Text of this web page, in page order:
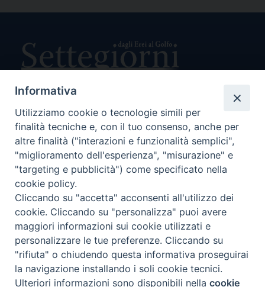
Direttore Responsabile Giuseppe Rabita
Direttore Amministrativo Salvatore Bruno
Editore e Proprietà Opera di Religione della Diocesi di Piazza
Armerina,
Via Cammarata, 21 – Piazza Armerina
P. I. 01121870867
Autorizzazione Tribunale di Enna n. 113 del 24/2/2007
SEGUICI SU:
CHI SIAMO PRIVACY POLICY
Preferenze Cookie
Informativa
Utilizziamo cookie o tecnologie simili per
finalità tecniche e, con il tuo consenso, anche per
altre finalità ("interazioni e funzionalità semplici",
"miglioramento dell'esperienza", "misurazione" e
"targeting e pubblicità") come specificato nella
cookie policy.
Cliccando su "accetta" acconsenti all'utilizzo dei
cookie. Cliccando su "personalizza" puoi avere
maggiori informazioni sui cookie utilizzati e
personalizzare le tue preferenze. Cliccando su
"rifiuta" o chiudendo questa informativa proseguirai
la navigazione installando i soli cookie tecnici.
Ulteriori informazioni sono disponibili nellacookie